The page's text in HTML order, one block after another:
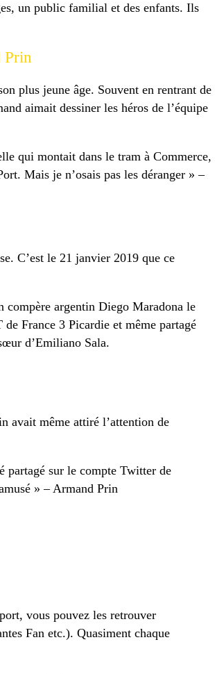
un public familial et des enfants. Ils
Prin
plus jeune âge. Souvent en rentrant de
aimait dessiner les héros de l’équipe
qui montait dans le tram à Commerce,
Mais je n’osais pas les déranger » –
C’est le 21 janvier 2019 que ce
compère argentin Diego Maradona le
France 3 Picardie et même partagé
d’Emiliano Sala.
avait même attiré l’attention de
partagé sur le compte Twitter de
» – Armand Prin
vous pouvez les retrouver
Fan etc.). Quasiment chaque